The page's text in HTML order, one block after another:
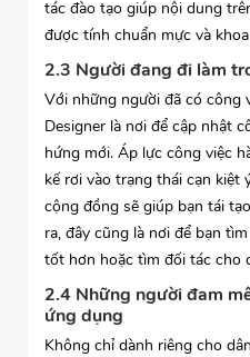
tác đào tạo giúp nội dung
được tính chuẩn mực và
2.3 Người đang đi làm
Với những người đã có công
Designer là nơi để cập nhật
hứng mới. Áp lực công việc
kế rơi vào trạng thái cạn kiệt
cộng đồng sẽ giúp bạn tái
ra, đây cũng là nơi để bạn
tốt hơn hoặc tìm đối tác cho
2.4 Những người đam
ứng dụng
Không chỉ dành riêng cho